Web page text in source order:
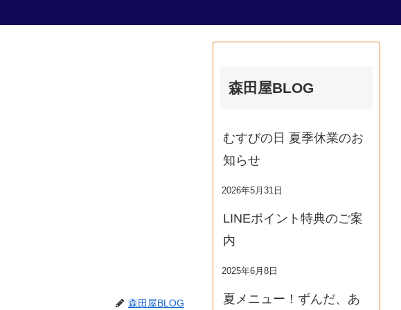
森田屋BLOG
森田屋BLOG
むすびの日 夏季休業のお
知らせ
2026年5月31日
LINEポイント特典のご案
内
2025年6月8日
夏メニュー！ずんだ、あ